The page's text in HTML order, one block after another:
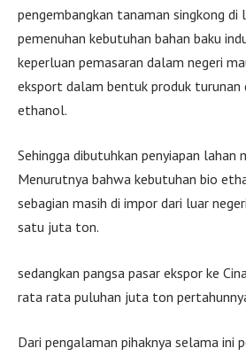
pengembangkan tanaman singkong di
pemenuhan kebutuhan bahan baku
keperluan pemasaran dalam negeri
eksport dalam bentuk produk turunan
ethanol.
Sehingga dibutuhkan penyiapan lahan
Menurutnya bahwa kebutuhan bio
sebagian masih di impor dari luar
satu juta ton.
sedangkan pangsa pasar ekspor ke
rata rata puluhan juta ton
Dari pengalaman pihaknya selama ini